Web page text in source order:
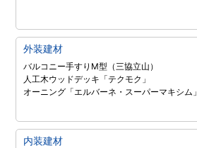
外装建材
バルコニー手すりM型（三協立山）
人工木ウッドデッキ「テクモク」
オーニング「エルバーネ・スーパーマキシム」
内装建材